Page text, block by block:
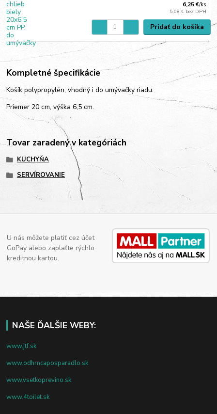
6,25 €/ks
5,08 € bez DPH
Pridať do košíka
Kompletné špecifikácie
Košík polypropylén, vhodný i do umývačky riadu.
Priemer 20 cm, výška 6,5 cm.
Tovar zaradený v kategóriách
KUCHYŇA
SERVÍROVANIE
U nás môžete platiť cez účet
GoPay alebo zaplaťte rýchlo
kreditnou kartou.
NAŠE ĎALŠIE WEBY:
www.jtf.sk
www.odhrncaposparadlo.sk
www.vsetkoprevino.sk
www.4toilet.sk